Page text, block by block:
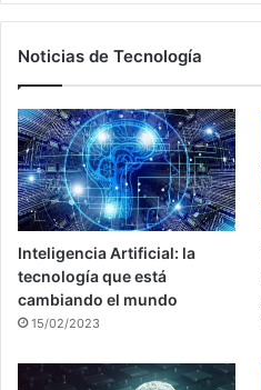
Noticias de Tecnología
Inteligencia Artificial: la
tecnología que está
cambiando el mundo
15/02/2023